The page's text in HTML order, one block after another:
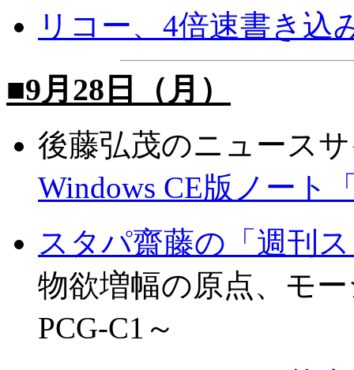
リコー、4倍速書き込
■9月28日（月）
後藤弘茂のニュースサ
Windows CE版ノート
スタパ齋藤の「週刊
物欲増幅の原点、モ
PCG-C1～